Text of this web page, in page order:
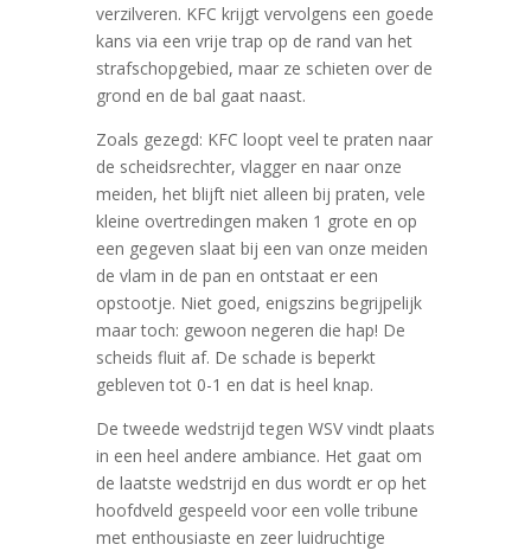
verzilveren. KFC krijgt vervolgens een goede
kans via een vrije trap op de rand van het
strafschopgebied, maar ze schieten over de
grond en de bal gaat naast.
Zoals gezegd: KFC loopt veel te praten naar
de scheidsrechter, vlagger en naar onze
meiden, het blijft niet alleen bij praten, vele
kleine overtredingen maken 1 grote en op
een gegeven slaat bij een van onze meiden
de vlam in de pan en ontstaat er een
opstootje. Niet goed, enigszins begrijpelijk
maar toch: gewoon negeren die hap! De
scheids fluit af. De schade is beperkt
gebleven tot 0-1 en dat is heel knap.
De tweede wedstrijd tegen WSV vindt plaats
in een heel andere ambiance. Het gaat om
de laatste wedstrijd en dus wordt er op het
hoofdveld gespeeld voor een volle tribune
met enthousiaste en zeer luidruchtige